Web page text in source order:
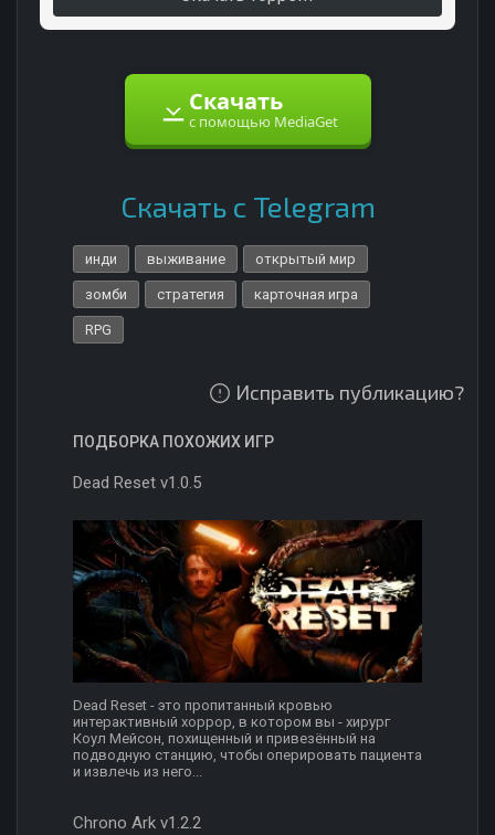
Скачать
с помощью MediaGet
Скачать с Telegram
инди выживание открытый мир
зомби стратегия карточная игра
RPG
Исправить публикацию?
ПОДБОРКА ПОХОЖИХ ИГР
Dead Reset v1.0.5
Dead Reset - это пропитанный кровью
интерактивный хоррор, в котором вы - хирург
Коул Мейсон, похищенный и привезённый на
подводную станцию, чтобы оперировать пациента
и извлечь из него...
Chrono Ark v1.2.2